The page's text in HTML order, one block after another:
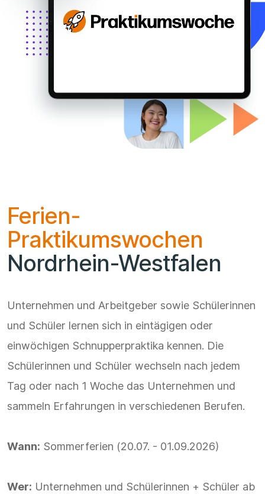
Ferien-
Praktikumswochen
Nordrhein-Westfalen
Unternehmen und Arbeitgeber sowie Schülerinnen
und Schüler lernen sich in eintägigen oder
einwöchigen Schnupperpraktika kennen. Die
Schülerinnen und Schüler wechseln nach jedem
Tag oder nach 1 Woche das Unternehmen und
sammeln Erfahrungen in verschiedenen Berufen.
Wann: Sommerferien (20.07. - 01.09.2026)
Wer: Unternehmen und Schülerinnen + Schüler ab